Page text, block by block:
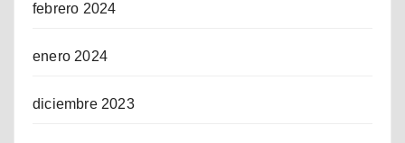
febrero 2024
enero 2024
diciembre 2023